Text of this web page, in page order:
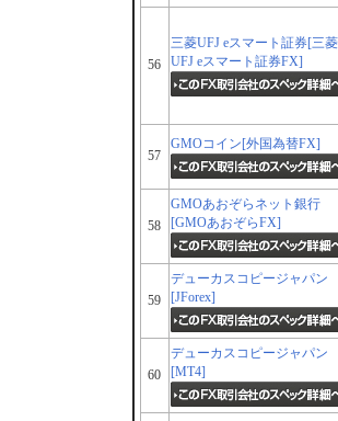
56
三菱UFJ eスマート証券[三菱
UFJ eスマート証券FX]
57
GMOコイン[外国為替FX]
58
GMOあおぞらネット銀行
[GMOあおぞらFX]
59
デューカスコピージャパン
[JForex]
60
デューカスコピージャパン
[MT4]